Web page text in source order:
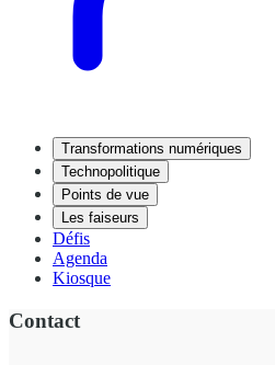
Transformations numériques
Technopolitique
Points de vue
Les faiseurs
Défis
Agenda
Kiosque
Contact